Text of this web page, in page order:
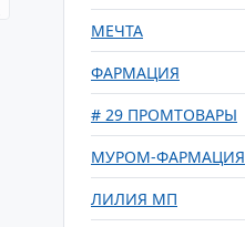
МЕЧТА
ФАРМАЦИЯ
# 29 ПРОМТОВАРЫ
МУРОМ-ФАРМАЦИЯ
ЛИЛИЯ МП